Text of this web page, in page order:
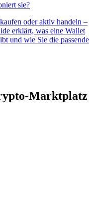
sie?
oder aktiv handeln –
erklärt, was eine Wallet
und wie Sie die passende
Marktplatz